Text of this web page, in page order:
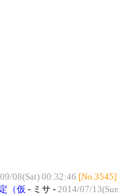
08(Sat) 00:32:46 [No.3545]
（仮 - ミサ - 2014/07/